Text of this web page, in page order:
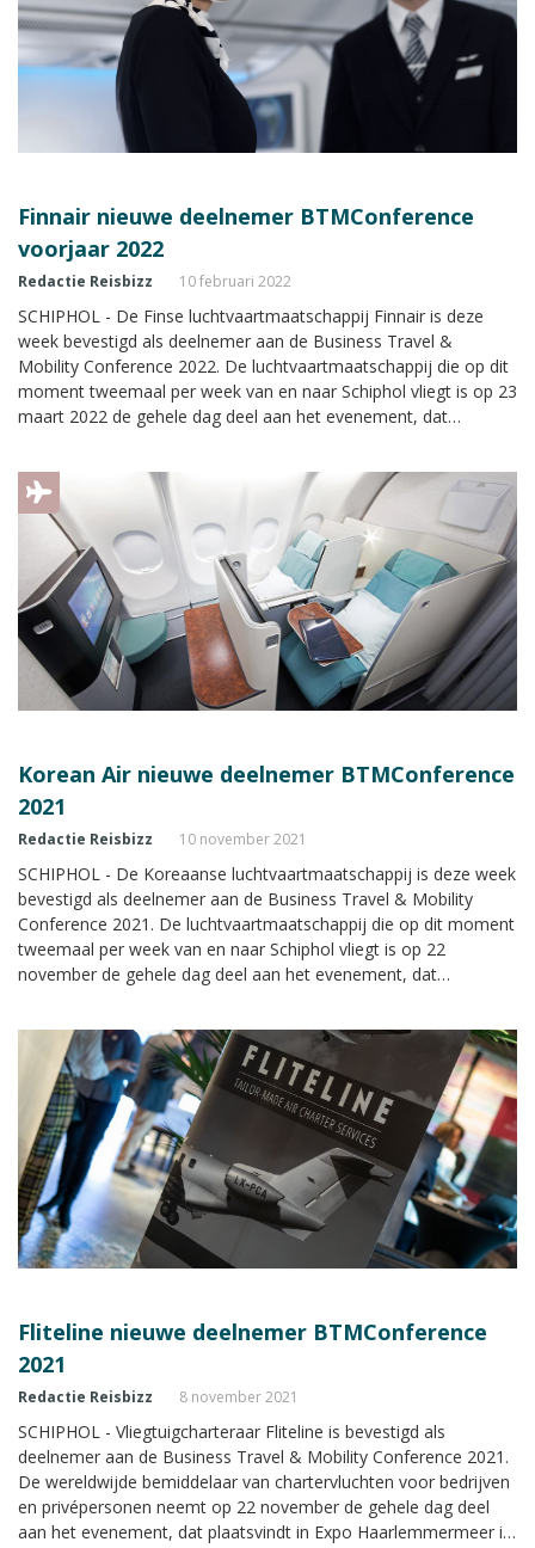
Finnair nieuwe deelnemer BTMConference
voorjaar 2022
Redactie Reisbizz 10 februari 2022
SCHIPHOL - De Finse luchtvaartmaatschappij Finnair is deze
week bevestigd als deelnemer aan de Business Travel &
Mobility Conference 2022. De luchtvaartmaatschappij die op dit
moment tweemaal per week van en naar Schiphol vliegt is op 23
maart 2022 de gehele dag deel aan het evenement, dat
Korean Air nieuwe deelnemer BTMConference
2021
Redactie Reisbizz 10 november 2021
SCHIPHOL - De Koreaanse luchtvaartmaatschappij is deze week
bevestigd als deelnemer aan de Business Travel & Mobility
Conference 2021. De luchtvaartmaatschappij die op dit moment
tweemaal per week van en naar Schiphol vliegt is op 22
november de gehele dag deel aan het evenement, dat
Fliteline nieuwe deelnemer BTMConference
2021
Redactie Reisbizz 8 november 2021
SCHIPHOL - Vliegtuigcharteraar Fliteline is bevestigd als
deelnemer aan de Business Travel & Mobility Conference 2021.
De wereldwijde bemiddelaar van chartervluchten voor bedrijven
en privépersonen neemt op 22 november de gehele dag deel
aan het evenement, dat plaatsvindt in Expo Haarlemmermeer in